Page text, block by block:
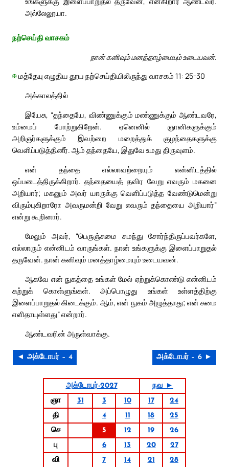
அல்லேலூயா.
நற்செய்தி வாசகம்
நான் கனிவும் மனத்தாழ்மையும் உடையவன்.
✠மத்தேயு எழுதிய தூய நற்செய்தியிலிருந்து வாசகம் 11: 25-30
அக்காலத்தில்
இயேசு, “தந்தையே, விண்ணுக்கும் மண்ணுக்கும் ஆண்டவரே,
உம்மைப் போற்றுகிறேன். ஏனெனில் ஞானிகளுக்கும்
அறிஞர்களுக்கும் இவற்றை மறைத்துக் குழந்தைகளுக்கு
வெளிப்படுத்தினீர். ஆம் தந்தையே, இதுவே உமது திருவுளம்.
என் தந்தை எல்லாவற்றையும் என்னிடத்தில்
ஒப்படைத்திருக்கிறார். தந்தையைத் தவிர வேறு எவரும் மகனை
அறியார்; மகனும் அவர் யாருக்கு வெளிப்படுத்த வேண்டுமென்று
விரும்புகிறாரோ அவருமன்றி வேறு எவரும் தந்தையை அறியார்”
என்று கூறினார்.
மேலும் அவர், “பெருஞ்சுமை சுமந்து சோர்ந்திருப்பவர்களே,
எல்லாரும் என்னிடம் வாருங்கள். நான் உங்களுக்கு இளைப்பாறுதல்
தருவேன். நான் கனிவும் மனத்தாழ்மையும் உடையவன்.
ஆகவே என் நுகத்தை உங்கள் மேல் ஏற்றுக்கொண்டு என்னிடம்
கற்றுக் கொள்ளுங்கள். அப்பொழுது உங்கள் உள்ளத்திற்கு
இளைப்பாறுதல் கிடைக்கும். ஆம், என் நுகம் அழுத்தாது; என் சுமை
எளிதாயுள்ளது” என்றார்.
ஆண்டவரின் அருள்வாக்கு.
◄ அக்டோபர் – 4 அக்டோபர் – 6 ►
அக்டோபர்-2027
நவ ►
ஞா
31 3 10 17
24
தி
4 11 18
25
செ
5 12 19
26
பு
6 13 20
27
வி
7 14 21
28